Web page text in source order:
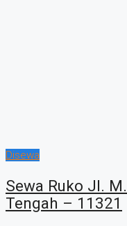
Disewa
Sewa Ruko Jl.
Tengah – 11321